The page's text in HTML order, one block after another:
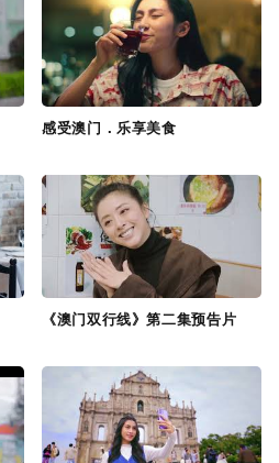
感受澳门．乐享美食
《澳门双行线》第二集预告片